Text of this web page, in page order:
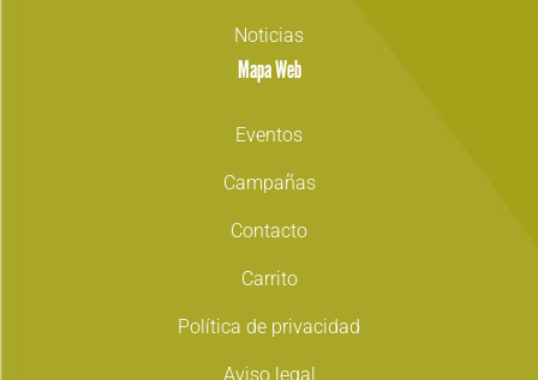
Noticias
Mapa Web
Eventos
Campañas
Contacto
Carrito
Política de privacidad
Aviso legal